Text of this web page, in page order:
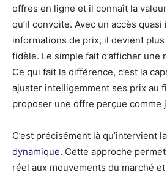
offres en ligne et il connaît la
qu’il convoite. Avec un accès quasi
informations de prix, il devient
fidèle. Le simple fait d’afficher une
Ce qui fait la différence, c’est la
ajuster intelligemment ses prix au
proposer une offre perçue comme
C’est précisément là qu’intervient la
dynamique. Cette approche
réel aux mouvements du marché